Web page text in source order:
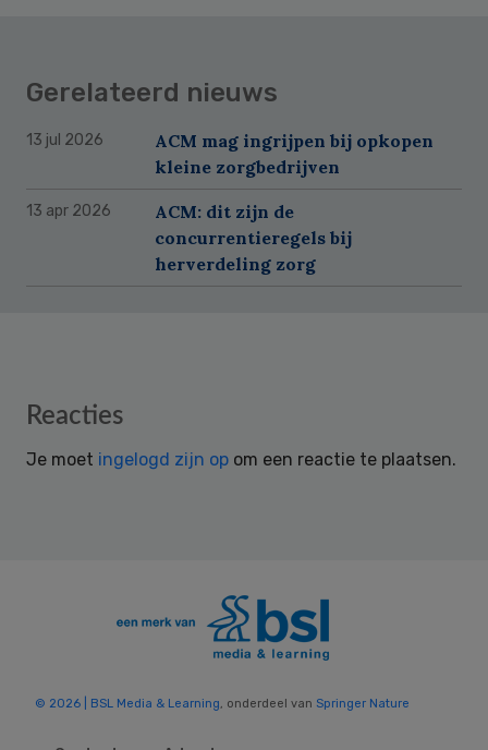
Gerelateerd nieuws
13 jul 2026
ACM mag ingrijpen bij opkopen
kleine zorgbedrijven
13 apr 2026
ACM: dit zijn de
concurrentieregels bij
herverdeling zorg
Reader
Reacties
Je moet ingelogd zijn op om een reactie te plaatsen.
© 2026 | BSL Media & Learning, onderdeel van Springer Nature